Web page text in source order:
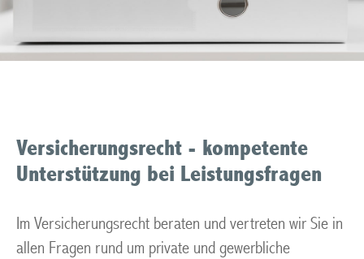
Versicherungsrecht - kompetente
Unterstützung bei Leistungsfragen
Im Versicherungsrecht beraten und vertreten wir Sie in
allen Fragen rund um private und gewerbliche